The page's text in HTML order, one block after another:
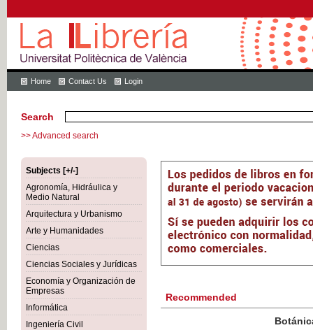
Home Contact Us Login
Search
>> Advanced search
Subjects [+/-]
Agronomía, Hidráulica y
Medio Natural
Arquitectura y Urbanismo
Arte y Humanidades
Ciencias
Ciencias Sociales y Jurídicas
Economía y Organización de
Empresas
Informática
Ingeniería Civil
Recommended
Botánica Agroalimentaria